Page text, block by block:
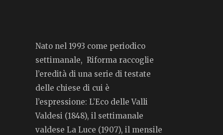
Nato nel 1993 come periodico
settimanale, Riforma raccoglie
l’eredità di una serie di testate
delle chiese di cui è
l’espressione: L’Eco delle Valli
Valdesi (1848), il settimanale
valdese La Luce (1907), il mensile